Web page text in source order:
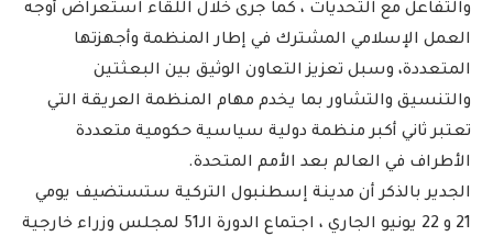
والتفاعل مع التحديات ، كما جرى خلال اللقاء استعراض أوجه
العمل الإسلامي المشترك في إطار المنظمة وأجهزتها
المتعددة، وسبل تعزيز التعاون الوثيق بين البعثتين
والتنسيق والتشاور بما يخدم مهام المنظمة العريقة التي
تعتبر ثاني أكبر منظمة دولية سياسية حكومية متعددة
الأطراف في العالم بعد الأمم المتحدة.
الجدير بالذكر أن مدينة إسطنبول التركية ستستضيف يومي
21 و 22 يونيو الجاري ، اجتماع الدورة الـ51 لمجلس وزراء خارجية